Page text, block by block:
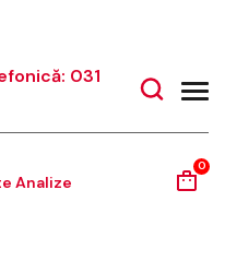
031
Analize
0